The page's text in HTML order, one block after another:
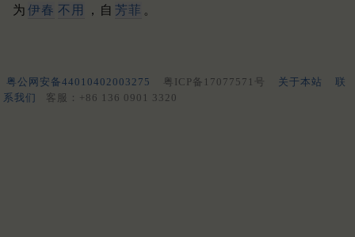
为 伊春 不用 ，自 芳菲 。
粤公网安备44010402003275 粤ICP备17077571号 关于本站
联
系我们
客服：+86 136 0901 3320